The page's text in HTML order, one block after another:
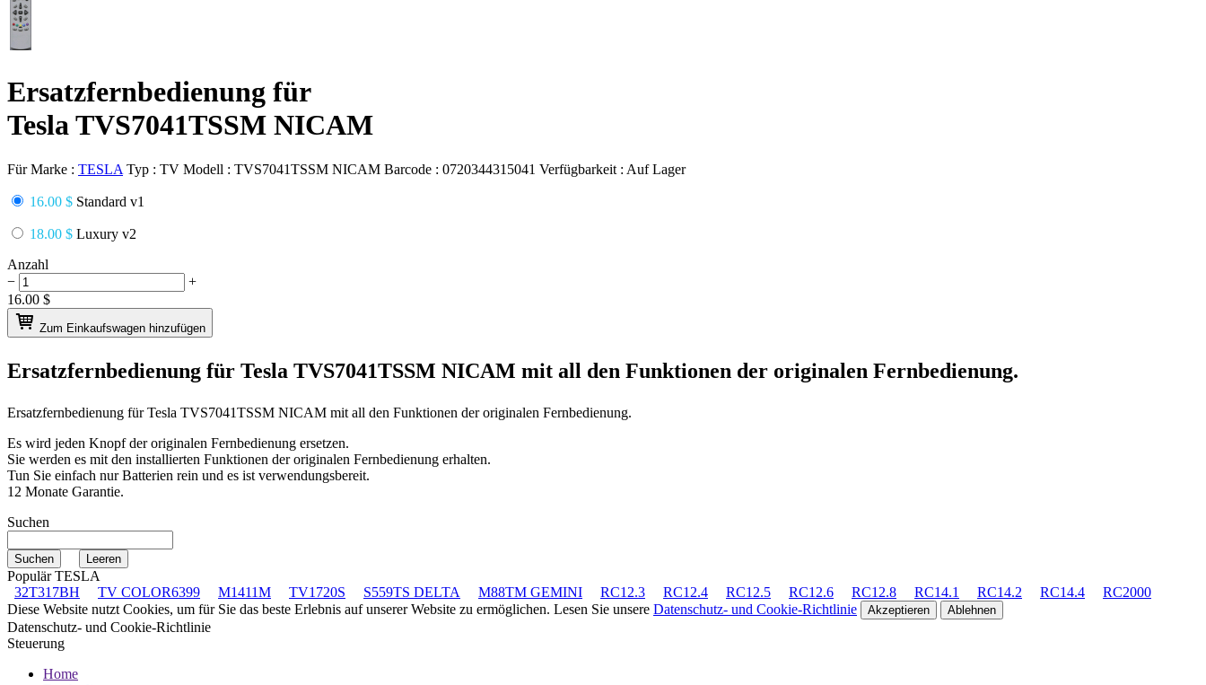
Ersatzfernbedienung für
Tesla TVS7041TSSM NICAM
Für Marke : TESLA Typ : TV Modell : TVS7041TSSM NICAM Barcode : 0720344315041 Verfügbarkeit : Auf Lager
16.00 $ Standard v1
18.00 $ Luxury v2
Anzahl
−
+
16.00 $
Zum Einkaufswagen hinzufügen
Ersatzfernbedienung für Tesla TVS7041TSSM NICAM mit all den Funktionen der originalen Fernbedienung.
Ersatzfernbedienung fürTesla TVS7041TSSM NICAM mit all den Funktionen der originalen Fernbedienung.
Es wird jeden Knopf der originalen Fernbedienung ersetzen.
Sie werden es mit den installierten Funktionen der originalen Fernbedienung erhalten.
Tun Sie einfach nur Batterien rein und es ist verwendungsbereit.
12 Monate Garantie.
Suchen
Populär TESLA
32T317BH
TV COLOR6399 M1411M TV1720S S559TS DELTA M88TM GEMINI RC12.3 RC12.4 RC12.5 RC12.6 RC12.8 RC14.1 RC14.2 RC14.4
RC2000
Diese Website nutzt Cookies, um für Sie das beste Erlebnis auf unserer Website zu ermöglichen. Lesen Sie unsere Datenschutz- und Cookie-Richtlinie Akzeptieren Ablehnen
Datenschutz- und Cookie-Richtlinie
Steuerung
Home